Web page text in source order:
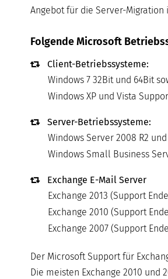
Angebot für die Server-
Folgende Microsoft
Client-Betriebssysteme:
Windows 7 32Bit und 64Bit
Windows XP und Vista
Server-Betriebssysteme:
Windows Server 2008 R2
Windows Small Business
Exchange E-Mail Server
Exchange 2013 (Support
Exchange 2010 (Support
Exchange 2007 (Support
Der Microsoft Support für
Die meisten Exchange 2010